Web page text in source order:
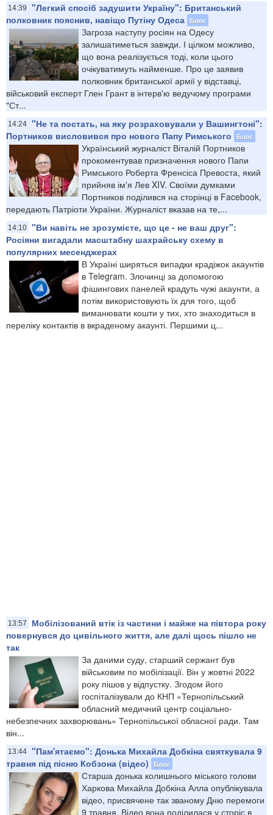
14:39
"Легкий спосіб задушити Україну": Британський
полковник пояснив, навіщо Путіну Одеса Блог
Загроза наступу росіян на Одесу
залишатиметься завжди. І цілком можливо,
що вона реалізується тоді, коли цього
очікуватимуть найменше. Про це заявив
полковник британської армії у відставці,
військовий експерт Глен Грант в інтерв'ю ведучому програми
"Ст...
14:24 "Не та постать, на яку розраховували у Вашингтоні":
Портников висловився про нового Папу Римського
Блог
Український журналіст Віталій Портников
прокоментував призначення нового Папи
Римського Роберта Френсіса Превоста, який
прийняв ім'я Лев XIV. Своїми думками
Портников поділився на сторінці в Facebook,
передають Патріоти України. Журналіст вказав на те,...
14:10 "Ви навіть не зрозумієте, що це - не ваш друг":
Росіяни вигадали масштабну шахрайську схему в
популярних месенджерах
В Україні ширяться випадки крадіжок акаунтів
в Telegram. Злочинці за допомогою
фішингових панелей крадуть чужі акаунти, а
потім використовують їх для того, щоб
виманювати кошти у тих, хто знаходиться в
переліку контактів в вкраденому акаунті. Першими ц...
13:57
Мобілізований втік із частини і майже на півтора року
повернувся до цивільного життя, але далі щось пішло не
так
За даними суду, старший сержант був
військовим по мобілізації. Він у жовтні 2022
року пішов у відпустку. Згодом його
госпіталізували до КНП «Тернопільський
обласний медичний центр соціально-
небезпечних захворювань» Тернопільської обласної ради. Там
він...
13:44 "Пам'ятаємо": Донька Михайла Добкіна святкувала 9
травня під пісню Кобзона (відео)
Блог
Старша донька колишнього міського голови
Харкова Михайла Добкіна Алла опублікувала
відео, присвячене так званому Дню перемоги
9 травня. Відео вона поділилася у сторіс в